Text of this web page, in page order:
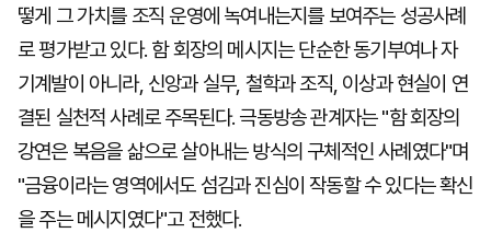
떻게 그 가치를 조직 운영에 녹여내는지를 보여주는 성공사례
로 평가받고 있다. 함 회장의 메시지는 단순한 동기부여나 자
기계발이 아니라, 신앙과 실무, 철학과 조직, 이상과 현실이 연
결된 실천적 사례로 주목된다. 극동방송 관계자는 "함 회장의
강연은 복음을 삶으로 살아내는 방식의 구체적인 사례였다"며
"금융이라는 영역에서도 섬김과 진심이 작동할 수 있다는 확신
을 주는 메시지였다"고 전했다.